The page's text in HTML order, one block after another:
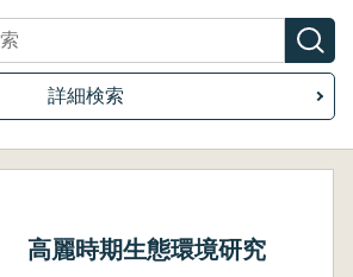
詳細検索
高麗時期生態環境研究